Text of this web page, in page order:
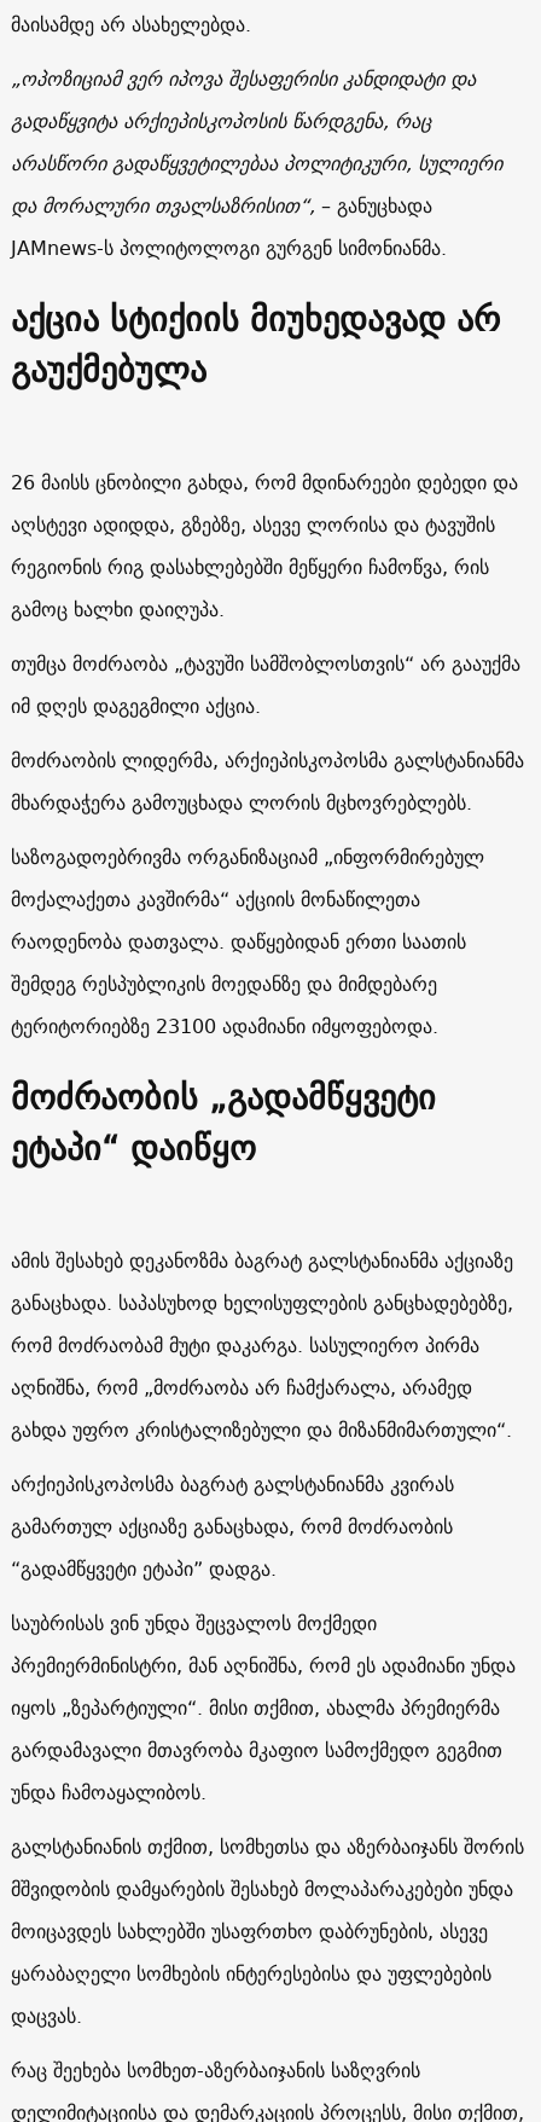
მაისამდე არ ასახელებდა.
„ოპოზიციამ ვერ იპოვა შესაფერისი კანდიდატი და
გადაწყვიტა არქიეპისკოპოსის წარდგენა, რაც
არასწორი გადაწყვეტილებაა პოლიტიკური, სულიერი
და მორალური თვალსაზრისით“, – განუცხადა
JAMnews-ს პოლიტოლოგი გურგენ სიმონიანმა.
აქცია სტიქიის მიუხედავად არ
გაუქმებულა
26 მაისს ცნობილი გახდა, რომ მდინარეები დებედი და
აღსტევი ადიდდა, გზებზე, ასევე ლორისა და ტავუშის
რეგიონის რიგ დასახლებებში მეწყერი ჩამოწვა, რის
გამოც ხალხი დაიღუპა.
თუმცა მოძრაობა „ტავუში სამშობლოსთვის“ არ გააუქმა
იმ დღეს დაგეგმილი აქცია.
მოძრაობის ლიდერმა, არქიეპისკოპოსმა გალსტანიანმა
მხარდაჭერა გამოუცხადა ლორის მცხოვრებლებს.
საზოგადოებრივმა ორგანიზაციამ „ინფორმირებულ
მოქალაქეთა კავშირმა“ აქციის მონაწილეთა
რაოდენობა დათვალა. დაწყებიდან ერთი საათის
შემდეგ რესპუბლიკის მოედანზე და მიმდებარე
ტერიტორიებზე 23100 ადამიანი იმყოფებოდა.
მოძრაობის „გადამწყვეტი
ეტაპი“ დაიწყო
ამის შესახებ დეკანოზმა ბაგრატ გალსტანიანმა აქციაზე
განაცხადა. საპასუხოდ ხელისუფლების განცხადებებზე,
რომ მოძრაობამ მუტი დაკარგა. სასულიერო პირმა
აღნიშნა, რომ „მოძრაობა არ ჩამქარალა, არამედ
გახდა უფრო კრისტალიზებული და მიზანმიმართული“.
არქიეპისკოპოსმა ბაგრატ გალსტანიანმა კვირას
გამართულ აქციაზე განაცხადა, რომ მოძრაობის
“გადამწყვეტი ეტაპი” დადგა.
საუბრისას ვინ უნდა შეცვალოს მოქმედი
პრემიერმინისტრი, მან აღნიშნა, რომ ეს ადამიანი უნდა
იყოს „ზეპარტიული“. მისი თქმით, ახალმა პრემიერმა
გარდამავალი მთავრობა მკაფიო სამოქმედო გეგმით
უნდა ჩამოაყალიბოს.
გალსტანიანის თქმით, სომხეთსა და აზერბაიჯანს შორის
მშვიდობის დამყარების შესახებ მოლაპარაკებები უნდა
მოიცავდეს სახლებში უსაფრთხო დაბრუნების, ასევე
ყარაბაღელი სომხების ინტერესებისა და უფლებების
დაცვას.
რაც შეეხება სომხეთ-აზერბაიჯანის საზღვრის
დელიმიტაციისა და დემარკაციის პროცესს, მისი თქმით,